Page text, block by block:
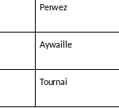
Perwez
Aywaille
Tournai